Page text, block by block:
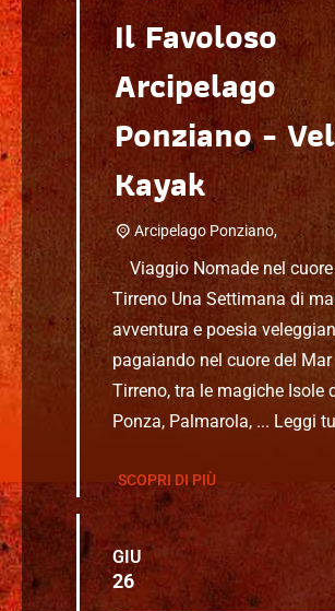
Il Favoloso
Arcipelago
Ponziano -
Kayak
Arcipelago Ponziano,
Viaggio Nomade nel cuore
Tirreno Una Settimana di
avventura e poesia
pagaiando nel cuore del Mar
Tirreno, tra le magiche Isole
Ponza, Palmarola, ... Leggi
SCOPRI DI PIÙ
GIU
26